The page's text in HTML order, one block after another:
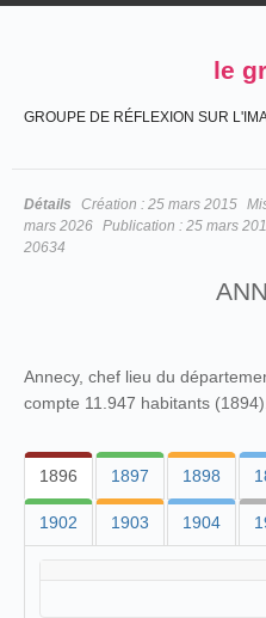
le
GROUPE DE RÉFLEXION SUR
Détails Création : 25 mars 2015
mars 2026 Publication : 25 mars
20634
Annecy, chef lieu du
compte 11.947 habitants (1894).
1896 1897 1898
1902 1903 1904